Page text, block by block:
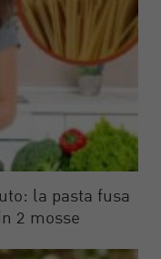
la pasta fusa
2 mosse